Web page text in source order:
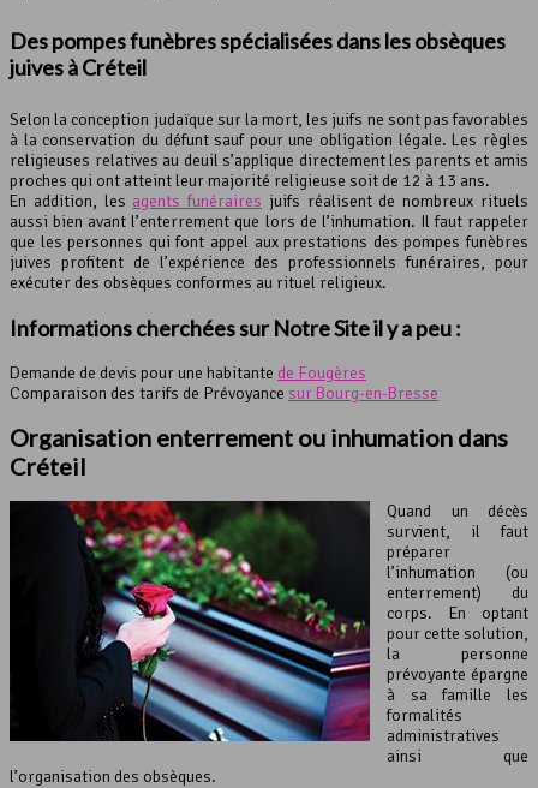
Des pompes funèbres spécialisées dans les obsèques
juives à Créteil
Selon la conception judaïque sur la mort, les juifs ne sont pas favorables
à la conservation du défunt sauf pour une obligation légale. Les règles
religieuses relatives au deuil s’applique directement les parents et amis
proches qui ont atteint leur majorité religieuse soit de 12 à 13 ans.
En addition, les agents funéraires juifs réalisent de nombreux rituels
aussi bien avant l’enterrement que lors de l’inhumation. Il faut rappeler
que les personnes qui font appel aux prestations des pompes funèbres
juives profitent de l’expérience des professionnels funéraires, pour
exécuter des obsèques conformes au rituel religieux.
Informations cherchées sur Notre Site il y a peu :
Demande de devis pour une habitante de Fougères
Comparaison des tarifs de Prévoyance sur Bourg-en-Bresse
Organisation enterrement ou inhumation dans
Créteil
Quand un décès
survient, il faut
préparer
l’inhumation (ou
enterrement) du
corps. En optant
pour cette solution,
la personne
prévoyante épargne
à sa famille les
formalités
administratives
ainsi que
l’organisation des obsèques.